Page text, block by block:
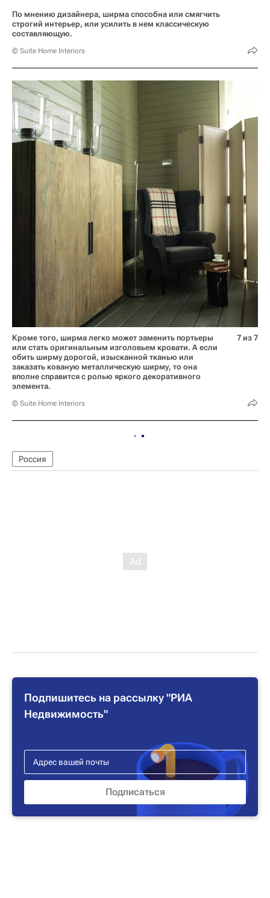
По мнению дизайнера, ширма способна или смягчить
строгий интерьер, или усилить в нем классическую
составляющую.
© Suite Home Interiors
Кроме того, ширма легко может заменить портьеры
или стать оригинальным изголовьем кровати. А если
обить ширму дорогой, изысканной тканью или
заказать кованую металлическую ширму, то она
вполне справится с ролью яркого декоративного
элемента.
© Suite Home Interiors
7 из 7
Россия
Подпишитесь на рассылку "РИА
Недвижимость"